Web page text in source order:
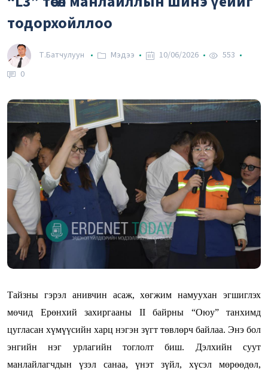
тодорхойллоо
Т.Батчулуун Мэдээ 10/06/2026
553
0
Тайзны гэрэл анивчин асаж, хөгжим намуухан эгшиглэх
мөчид Ерөнхий захиргааны II байрны “Оюу” танхимд
цугласан хүмүүсийн харц нэгэн зүгт төвлөрч байлаа. Энэ бол
энгийн нэг урлагийн тоглолт биш. Дэлхийн суут
манлайлагчдын үзэл санаа, үнэт зүйл, хүсэл мөрөөдөл,